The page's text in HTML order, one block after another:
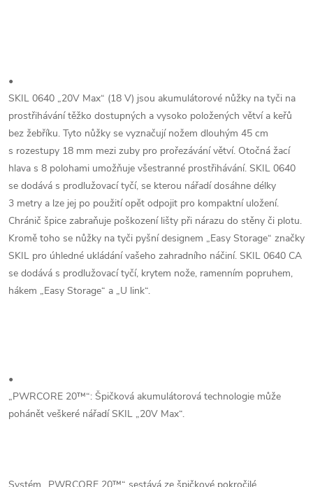
•
SKIL 0640 „20V Max“ (18 V) jsou akumulátorové nůžky na tyči na
prostřihávání těžko dostupných a vysoko položených větví a keřů
bez žebříku. Tyto nůžky se vyznačují nožem dlouhým 45 cm
s rozestupy 18 mm mezi zuby pro prořezávání větví. Otočná žací
hlava s 8 polohami umožňuje všestranné prostřihávání. SKIL 0640
se dodává s prodlužovací tyčí, se kterou nářadí dosáhne délky
3 metry a lze jej po použití opět odpojit pro kompaktní uložení.
Chránič špice zabraňuje poškození lišty při nárazu do stěny či plotu.
Kromě toho se nůžky na tyči pyšní designem „Easy Storage“ značky
SKIL pro úhledné ukládání vašeho zahradního náčiní. SKIL 0640 CA
se dodává s prodlužovací tyčí, krytem nože, ramenním popruhem,
hákem „Easy Storage“ a „U link“.
•
„PWRCORE 20™“: Špičková akumulátorová technologie může
pohánět veškeré nářadí SKIL „20V Max“.